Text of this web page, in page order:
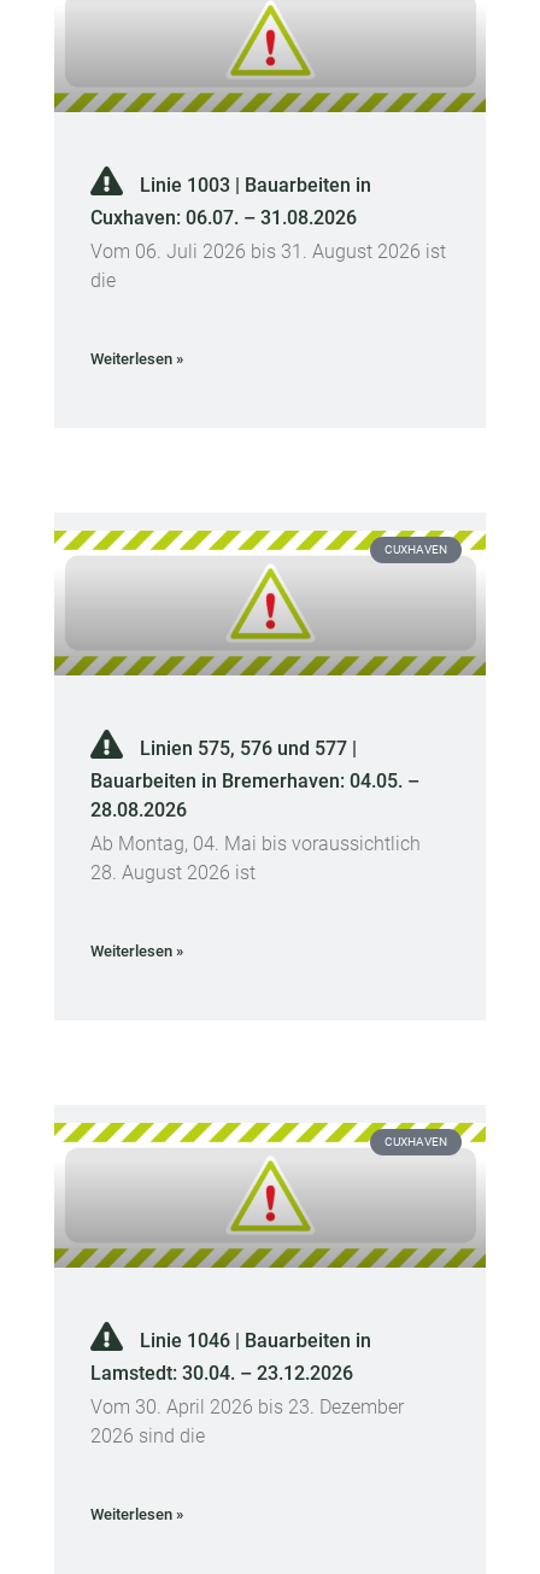
Linie 1003 | Bauarbeiten in
Cuxhaven: 06.07. – 31.08.2026
Vom 06. Juli 2026 bis 31. August 2026 ist
die
Weiterlesen »
CUXHAVEN
Linien 575, 576 und 577 |
Bauarbeiten in Bremerhaven: 04.05. –
28.08.2026
Ab Montag, 04. Mai bis voraussichtlich
28. August 2026 ist
Weiterlesen »
CUXHAVEN
Linie 1046 | Bauarbeiten in
Lamstedt: 30.04. – 23.12.2026
Vom 30. April 2026 bis 23. Dezember
2026 sind die
Weiterlesen »